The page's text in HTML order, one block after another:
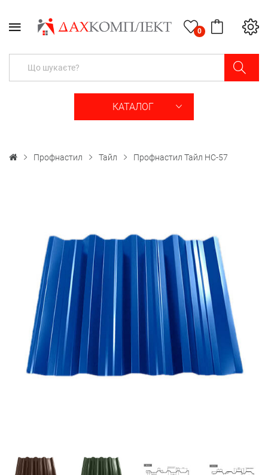
0
КАТАЛОГ
Профнастил Тайл Профнастил Тайл НС-57